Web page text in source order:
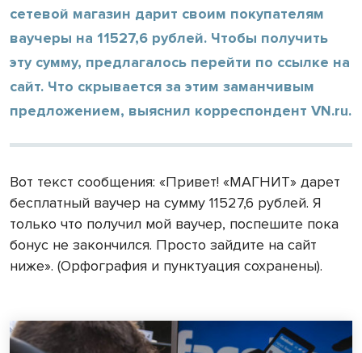
сетевой магазин дарит своим покупателям
ваучеры на 11527,6 рублей. Чтобы получить
эту сумму, предлагалось перейти по ссылке на
сайт. Что скрывается за этим заманчивым
предложением, выяснил корреспондент VN.ru.
Вот текст сообщения: «Привет! «МАГНИТ» дарет
бесплатный ваучер на сумму 11527,6 рублей. Я
только что получил мой ваучер, поспешите пока
бонус не закончился. Просто зайдите на сайт
ниже». (Орфография и пунктуация сохранены).